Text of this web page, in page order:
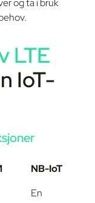
og ta i bruk
LTE
IoT-
NB-IoT
En